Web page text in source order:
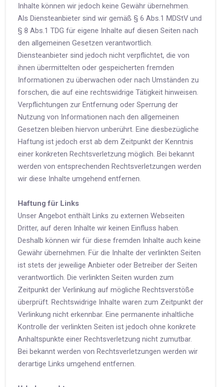
Inhalte können wir jedoch keine Gewähr übernehmen.
Als Diensteanbieter sind wir gemäß § 6 Abs.1 MDStV und
§ 8 Abs.1 TDG für eigene Inhalte auf diesen Seiten nach
den allgemeinen Gesetzen verantwortlich.
Diensteanbieter sind jedoch nicht verpflichtet, die von
ihnen übermittelten oder gespeicherten fremden
Informationen zu überwachen oder nach Umständen zu
forschen, die auf eine rechtswidrige Tätigkeit hinweisen.
Verpflichtungen zur Entfernung oder Sperrung der
Nutzung von Informationen nach den allgemeinen
Gesetzen bleiben hiervon unberührt. Eine diesbezügliche
Haftung ist jedoch erst ab dem Zeitpunkt der Kenntnis
einer konkreten Rechtsverletzung möglich. Bei bekannt
werden von entsprechenden Rechtsverletzungen werden
wir diese Inhalte umgehend entfernen.
Haftung für Links
Unser Angebot enthält Links zu externen Webseiten
Dritter, auf deren Inhalte wir keinen Einfluss haben.
Deshalb können wir für diese fremden Inhalte auch keine
Gewähr übernehmen. Für die Inhalte der verlinkten Seiten
ist stets der jeweilige Anbieter oder Betreiber der Seiten
verantwortlich. Die verlinkten Seiten wurden zum
Zeitpunkt der Verlinkung auf mögliche Rechtsverstöße
überprüft. Rechtswidrige Inhalte waren zum Zeitpunkt der
Verlinkung nicht erkennbar. Eine permanente inhaltliche
Kontrolle der verlinkten Seiten ist jedoch ohne konkrete
Anhaltspunkte einer Rechtsverletzung nicht zumutbar.
Bei bekannt werden von Rechtsverletzungen werden wir
derartige Links umgehend entfernen.